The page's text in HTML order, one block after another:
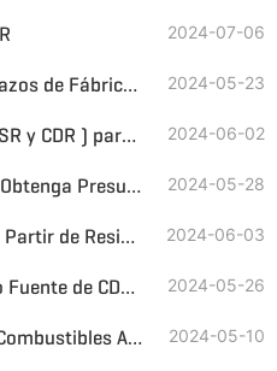
2024-07-06
Trituración Residuos de Rechazos de Fábricas de Celulosa y Papel para Producir Combustible Alternativo 2024-05-23
Combustibles Alternativos (CSR y CDR ) para la Reducción de Energía y Carbono en la Industria Cementera 2024-06-02
Trituradora de CDR en Venta, Obtenga Presupuesto para su Solución de Conversión de Residuos en Combustible con un Solo Clic 2024-05-28
Producción de Combustible a Partir de Residuos Domésticos 2024-06-03
Residuos de Vertederos como Fuente de CDR con tecnología GEP ECOTECH 2024-05-26
Sistemas de Tratamiento de Combustibles Alternativos RDF y SRF 2024-05-10